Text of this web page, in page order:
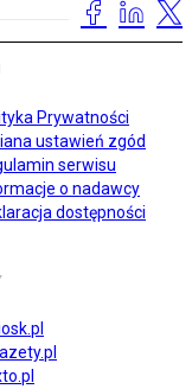
Prywatności
ustawień zgód
serwisu
o nadawcy
dostępności